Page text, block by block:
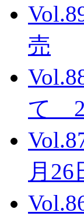
売
て
月26